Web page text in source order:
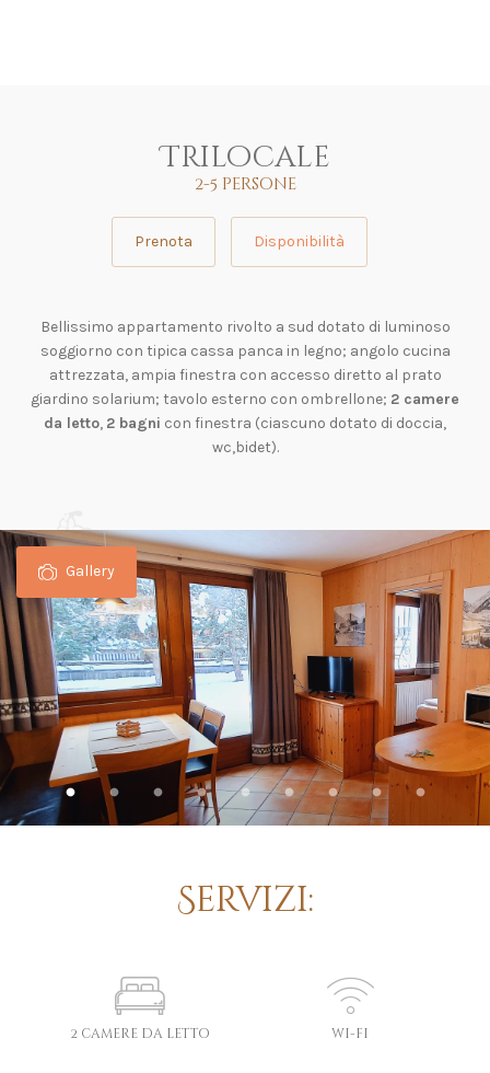
Trilocale
2-5 persone
Prenota Disponibilità
Bellissimo appartamento rivolto a sud dotato di luminoso
soggiorno con tipica cassa panca in legno; angolo cucina
attrezzata, ampia finestra con accesso diretto al prato
giardino solarium; tavolo esterno con ombrellone; 2 camere
da letto, 2 bagni con finestra (ciascuno dotato di doccia,
wc,bidet).
Gallery
Servizi:
2 camere da letto wi-fi